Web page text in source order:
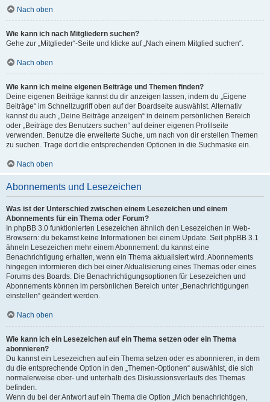
Nach oben
Wie kann ich nach Mitgliedern suchen?
Gehe zur „Mitglieder“-Seite und klicke auf „Nach einem Mitglied suchen“.
Nach oben
Wie kann ich meine eigenen Beiträge und Themen finden?
Deine eigenen Beiträge kannst du dir anzeigen lassen, indem du „Eigene
Beiträge“ im Schnellzugriff oben auf der Boardseite auswählst. Alternativ
kannst du auch „Deine Beiträge anzeigen“ in deinem persönlichen Bereich
oder „Beiträge des Benutzers suchen“ auf deiner eigenen Profilseite
verwenden. Benutze die erweiterte Suche, um nach von dir erstellen Themen
zu suchen. Trage dort die entsprechenden Optionen in die Suchmaske ein.
Nach oben
Abonnements und Lesezeichen
Was ist der Unterschied zwischen einem Lesezeichen und einem
Abonnements für ein Thema oder Forum?
In phpBB 3.0 funktionierten Lesezeichen ähnlich den Lesezeichen in Web-
Browsern: du bekamst keine Informationen bei einem Update. Seit phpBB 3.1
ähneln Lesezeichen mehr einem Abonnement: du kannst eine
Benachrichtigung erhalten, wenn ein Thema aktualisiert wird. Abonnements
hingegen informieren dich bei einer Aktualisierung eines Themas oder eines
Forums des Boards. Die Benachrichtigungsoptionen für Lesezeichen und
Abonnements können im persönlichen Bereich unter „Benachrichtigungen
einstellen“ geändert werden.
Nach oben
Wie kann ich ein Lesezeichen auf ein Thema setzen oder ein Thema
abonnieren?
Du kannst ein Lesezeichen auf ein Thema setzen oder es abonnieren, in dem
du die entsprechende Option in den „Themen-Optionen“ auswählst, die sich
normalerweise ober- und unterhalb des Diskussionsverlaufs des Themas
befinden.
Wenn du bei der Antwort auf ein Thema die Option „Mich benachrichtigen,